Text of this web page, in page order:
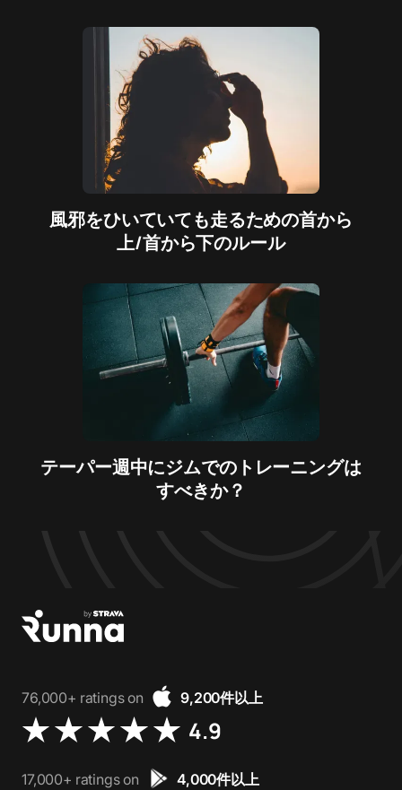
風邪をひいていても走るための首から
上/首から下のルール
テーパー週中にジムでのトレーニングは
すべきか？
76,000+ ratings on 9,200件以上
4.9
17,000+ ratings on 4,000件以上